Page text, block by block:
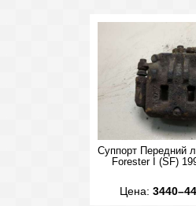
Суппорт Передний
Forester I (SF)
Цена: